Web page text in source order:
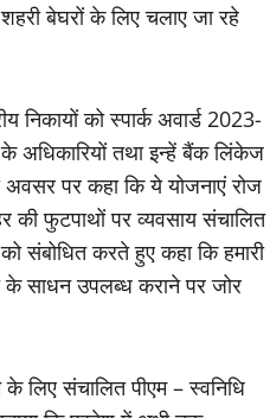
बेघरों के लिए चलाए जा रहे
को स्पार्क अवार्ड 2023-
के अधिकारियों तथा इन्हें बैंक लिंकेज
पर कहा कि ये योजनाएं रोज
की फुटपाथों पर व्यवसाय संचालित
संबोधित करते हुए कहा कि हमारी
के साधन उपलब्ध कराने पर जोर
लिए संचालित पीएम – स्वनिधि